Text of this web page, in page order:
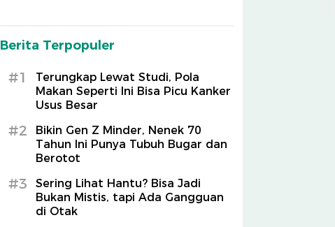
Berita Terpopuler
#1
Terungkap Lewat Studi, Pola
Makan Seperti Ini Bisa Picu Kanker
Usus Besar
#2
Bikin Gen Z Minder, Nenek 70
Tahun Ini Punya Tubuh Bugar dan
Berotot
#3
Sering Lihat Hantu? Bisa Jadi
Bukan Mistis, tapi Ada Gangguan
di Otak